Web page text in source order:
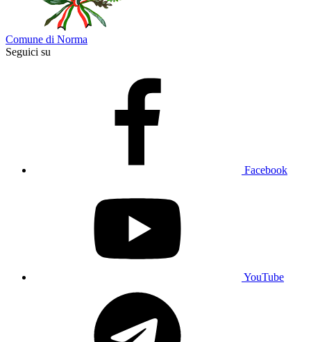
Comune di Norma
Seguici su
Facebook
YouTube